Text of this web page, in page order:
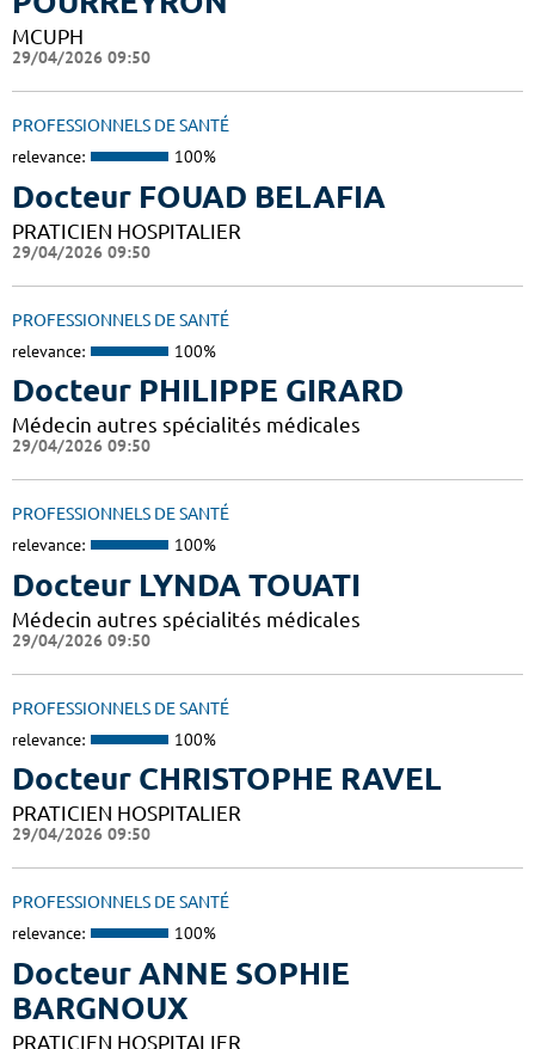
MCUPH
29/04/2026 09:50
PROFESSIONNELS DE SANTÉ
relevance: 100%
Docteur FOUAD BELAFIA
PRATICIEN HOSPITALIER
29/04/2026 09:50
PROFESSIONNELS DE SANTÉ
relevance: 100%
Docteur PHILIPPE GIRARD
Médecin autres spécialités médicales
29/04/2026 09:50
PROFESSIONNELS DE SANTÉ
relevance: 100%
Docteur LYNDA TOUATI
Médecin autres spécialités médicales
29/04/2026 09:50
PROFESSIONNELS DE SANTÉ
relevance: 100%
Docteur CHRISTOPHE RAVEL
PRATICIEN HOSPITALIER
29/04/2026 09:50
PROFESSIONNELS DE SANTÉ
relevance: 100%
Docteur ANNE SOPHIE
BARGNOUX
PRATICIEN HOSPITALIER